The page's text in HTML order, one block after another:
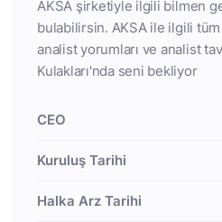
AKSA şirketiyle ilgili bilmen
bulabilirsin. AKSA ile ilgili
analist yorumları ve analist
Kulakları'nda seni bekliyor
CEO
Kuruluş Tarihi
Halka Arz Tarihi